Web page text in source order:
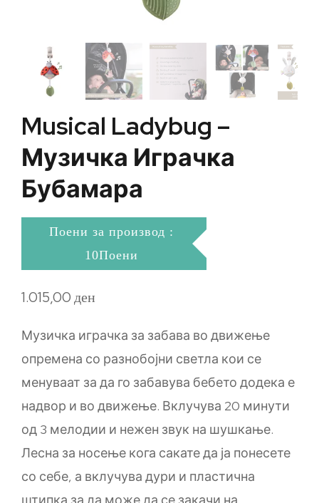
Musical Ladybug –
Музичка Играчка
Бубамара
Поени за производ :
10Поени
1.015,00ден
Музичка играчка за забава во движење
опремена со разнобојни светла кои се
менуваат за да го забавува бебето додека е
надвор и во движење. Вклучува 20 минути
од 3 мелодии и нежен звук на шушкање.
Лесна за носење кога сакате да ја понесете
со себе, а вклучува дури и пластична